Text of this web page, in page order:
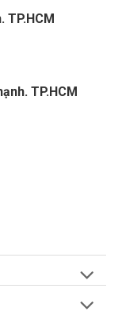
TP.HCM
TP.HCM